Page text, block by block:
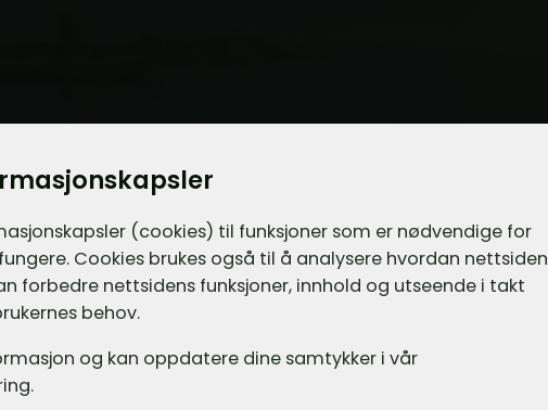
(cookies) til funksjoner som er nødvendige for
Cookies brukes også til å analysere hvordan nettsiden
forbedre nettsidens funksjoner, innhold og utseende i takt
behov.
og kan oppdatere dine samtykker i vår